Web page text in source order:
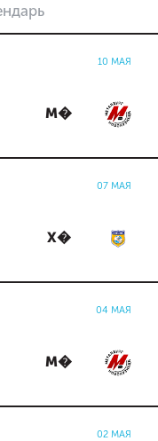
10 МАЯ
М�
07 МАЯ
Х�
04 МАЯ
М�
02 МАЯ